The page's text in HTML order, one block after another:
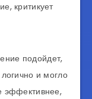
критикует
подойдет,
и могло
эффективнее,